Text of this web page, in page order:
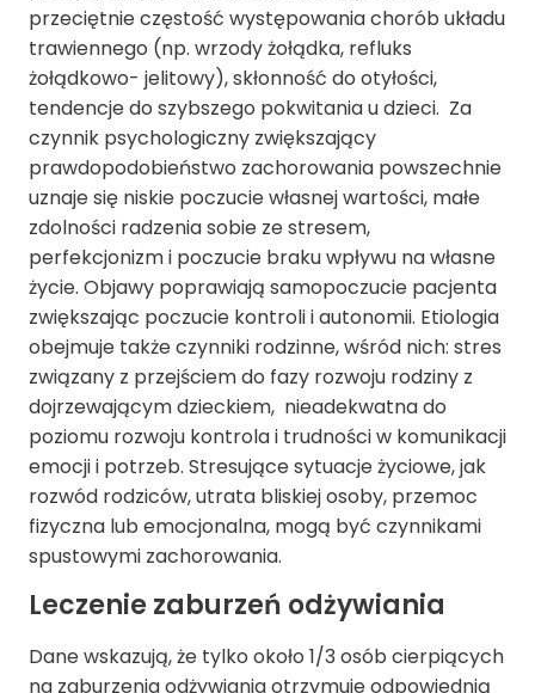
przeciętnie częstość występowania chorób układu
trawiennego (np. wrzody żołądka, refluks
żołądkowo- jelitowy), skłonność do otyłości,
tendencje do szybszego pokwitania u dzieci. Za
czynnik psychologiczny zwiększający
prawdopodobieństwo zachorowania powszechnie
uznaje się niskie poczucie własnej wartości, małe
zdolności radzenia sobie ze stresem,
perfekcjonizm i poczucie braku wpływu na własne
życie. Objawy poprawiają samopoczucie pacjenta
zwiększając poczucie kontroli i autonomii. Etiologia
obejmuje także czynniki rodzinne, wśród nich: stres
związany z przejściem do fazy rozwoju rodziny z
dojrzewającym dzieckiem, nieadekwatna do
poziomu rozwoju kontrola i trudności w komunikacji
emocji i potrzeb. Stresujące sytuacje życiowe, jak
rozwód rodziców, utrata bliskiej osoby, przemoc
fizyczna lub emocjonalna, mogą być czynnikami
spustowymi zachorowania.
Leczenie zaburzeń odżywiania
Dane wskazują, że tylko około 1/3 osób cierpiących
na zaburzenia odżywiania otrzymuje odpowiednią